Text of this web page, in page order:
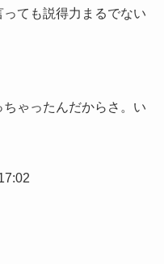
ても説得力まるでない
ゃったんだからさ。い